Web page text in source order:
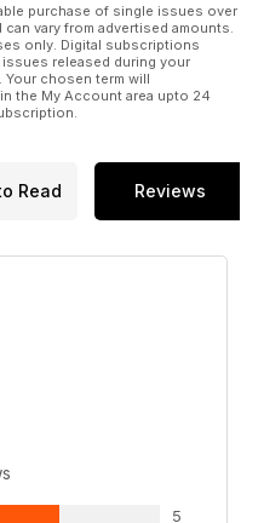
purchase of single issues over
vary from advertised amounts.
only. Digital subscriptions
released during your
chosen term will
the My Account area upto 24
Read Reviews
5